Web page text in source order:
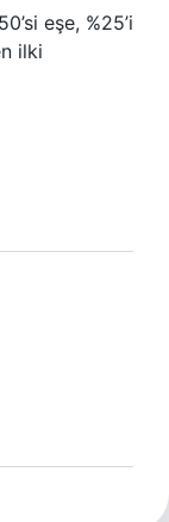
eşe, %25’i
ilki